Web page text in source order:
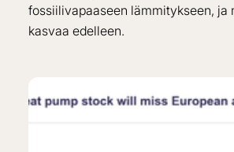
fossiilivapaaseen lämmitykseen, ja
kasvaa edelleen.